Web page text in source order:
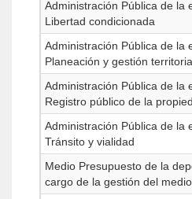
Administración Pública de la
Libertad condicionada
Administración Pública de la
Planeación y gestión
Administración Pública de la
Registro público de la
Administración Pública de la
Tránsito y vialidad
Medio Presupuesto de la
cargo de la gestión del